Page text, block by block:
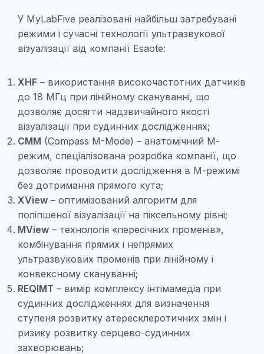
У MyLabFive реалізовані найбільш затребувані
режими і сучасні технології ультразвукової
візуалізації від компанії Esaote:
XHF – використання високочастотних датчиків
до 18 МГц при лінійному скануванні, що
дозволяє досягти надзвичайного якості
візуалізації при судинних дослідженнях;
CMM (Compass M-Mode) – анатомічний М-
режим, спеціалізована розробка компанії, що
дозволяє проводити дослідження в М-режимі
без дотримання прямого кута;
XView – оптимізований алгоритм для
поліпшеної візуалізації на піксельному рівні;
MView – технологія «пересічних променів»,
комбінування прямих і непрямих
ультразвукових променів при лінійному і
конвексному скануванні;
REQIMT – вимір комплексу інтімамедіа при
судинних дослідженнях для визначення
ступеня розвитку атересклеротичних змін і
ризику розвитку серцево-судинних
захворювань;